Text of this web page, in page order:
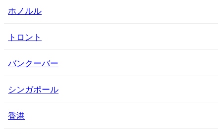
ホノルル
トロント
バンクーバー
シンガポール
香港